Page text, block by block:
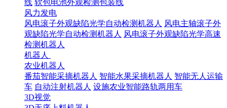
线 软包电池外观检测包装线
风力发电
风电滚子外观缺陷光学自动检测机器人 风电主轴滚子外
观缺陷光学自动检测机器人 风电滚子外观缺陷光学高速
检测机器人
机器人
农业机器人
番茄智能采摘机器人 智能水果采摘机器人 智能无人运输
车 自动注射机器人 设施农业智能路轨两用车
3D视觉